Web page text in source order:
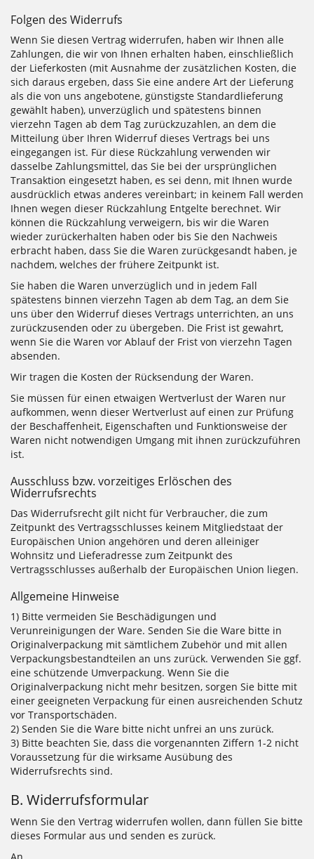
Folgen des Widerrufs
Wenn Sie diesen Vertrag widerrufen, haben wir Ihnen alle
Zahlungen, die wir von Ihnen erhalten haben, einschließlich
der Lieferkosten (mit Ausnahme der zusätzlichen Kosten, die
sich daraus ergeben, dass Sie eine andere Art der Lieferung
als die von uns angebotene, günstigste Standardlieferung
gewählt haben), unverzüglich und spätestens binnen
vierzehn Tagen ab dem Tag zurückzuzahlen, an dem die
Mitteilung über Ihren Widerruf dieses Vertrags bei uns
eingegangen ist. Für diese Rückzahlung verwenden wir
dasselbe Zahlungsmittel, das Sie bei der ursprünglichen
Transaktion eingesetzt haben, es sei denn, mit Ihnen wurde
ausdrücklich etwas anderes vereinbart; in keinem Fall werden
Ihnen wegen dieser Rückzahlung Entgelte berechnet. Wir
können die Rückzahlung verweigern, bis wir die Waren
wieder zurückerhalten haben oder bis Sie den Nachweis
erbracht haben, dass Sie die Waren zurückgesandt haben, je
nachdem, welches der frühere Zeitpunkt ist.
Sie haben die Waren unverzüglich und in jedem Fall
spätestens binnen vierzehn Tagen ab dem Tag, an dem Sie
uns über den Widerruf dieses Vertrags unterrichten, an uns
zurückzusenden oder zu übergeben. Die Frist ist gewahrt,
wenn Sie die Waren vor Ablauf der Frist von vierzehn Tagen
absenden.
Wir tragen die Kosten der Rücksendung der Waren.
Sie müssen für einen etwaigen Wertverlust der Waren nur
aufkommen, wenn dieser Wertverlust auf einen zur Prüfung
der Beschaffenheit, Eigenschaften und Funktionsweise der
Waren nicht notwendigen Umgang mit ihnen zurückzuführen
ist.
Ausschluss bzw. vorzeitiges Erlöschen des
Widerrufsrechts
Das Widerrufsrecht gilt nicht für Verbraucher, die zum
Zeitpunkt des Vertragsschlusses keinem Mitgliedstaat der
Europäischen Union angehören und deren alleiniger
Wohnsitz und Lieferadresse zum Zeitpunkt des
Vertragsschlusses außerhalb der Europäischen Union liegen.
Allgemeine Hinweise
1) Bitte vermeiden Sie Beschädigungen und
Verunreinigungen der Ware. Senden Sie die Ware bitte in
Originalverpackung mit sämtlichem Zubehör und mit allen
Verpackungsbestandteilen an uns zurück. Verwenden Sie ggf.
eine schützende Umverpackung. Wenn Sie die
Originalverpackung nicht mehr besitzen, sorgen Sie bitte mit
einer geeigneten Verpackung für einen ausreichenden Schutz
vor Transportschäden.
2) Senden Sie die Ware bitte nicht unfrei an uns zurück.
3) Bitte beachten Sie, dass die vorgenannten Ziffern 1-2 nicht
Voraussetzung für die wirksame Ausübung des
Widerrufsrechts sind.
B. Widerrufsformular
Wenn Sie den Vertrag widerrufen wollen, dann füllen Sie bitte
dieses Formular aus und senden es zurück.